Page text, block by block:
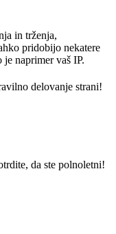
in trženja,
pridobijo nekatere
naprimer vaš IP.
delovanje strani!
da ste polnoletni!